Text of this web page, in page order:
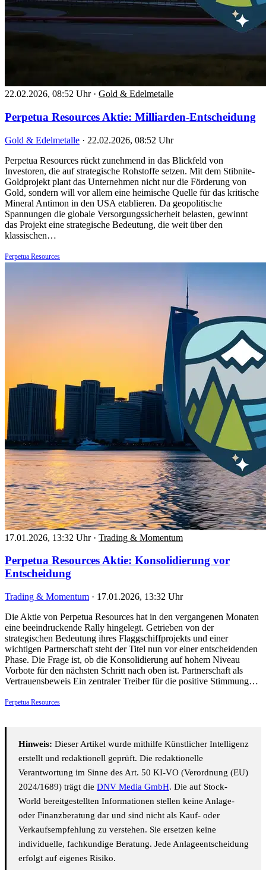
22.02.2026, 08:52 Uhr · Gold & Edelmetalle
Perpetua Resources Aktie: Milliarden-Entscheidung
Gold & Edelmetalle · 22.02.2026, 08:52 Uhr
Perpetua Resources rückt zunehmend in das Blickfeld von
Investoren, die auf strategische Rohstoffe setzen. Mit dem Stibnite-
Goldprojekt plant das Unternehmen nicht nur die Förderung von
Gold, sondern will vor allem eine heimische Quelle für das kritische
Mineral Antimon in den USA etablieren. Da geopolitische
Spannungen die globale Versorgungssicherheit belasten, gewinnt
das Projekt eine strategische Bedeutung, die weit über den
klassischen…
Perpetua Resources
17.01.2026, 13:32 Uhr · Trading & Momentum
Perpetua Resources Aktie: Konsolidierung vor
Entscheidung
Trading & Momentum · 17.01.2026, 13:32 Uhr
Die Aktie von Perpetua Resources hat in den vergangenen Monaten
eine beeindruckende Rally hingelegt. Getrieben von der
strategischen Bedeutung ihres Flaggschiffprojekts und einer
wichtigen Partnerschaft steht der Titel nun vor einer entscheidenden
Phase. Die Frage ist, ob die Konsolidierung auf hohem Niveau
Vorbote für den nächsten Schritt nach oben ist. Partnerschaft als
Vertrauensbeweis Ein zentraler Treiber für die positive Stimmung…
Perpetua Resources
Hinweis: Dieser Artikel wurde mithilfe Künstlicher Intelligenz
erstellt und redaktionell geprüft. Die redaktionelle
Verantwortung im Sinne des Art. 50 KI-VO (Verordnung (EU)
2024/1689) trägt die DNV Media GmbH. Die auf Stock-
World bereitgestellten Informationen stellen keine Anlage-
oder Finanzberatung dar und sind nicht als Kauf- oder
Verkaufsempfehlung zu verstehen. Sie ersetzen keine
individuelle, fachkundige Beratung. Jede Anlageentscheidung
erfolgt auf eigenes Risiko.